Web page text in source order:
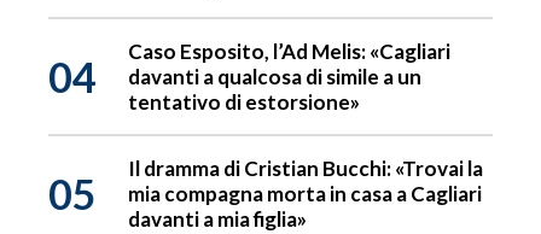
04
Caso Esposito, l’Ad Melis: «Cagliari
davanti a qualcosa di simile a un
tentativo di estorsione»
05
Il dramma di Cristian Bucchi: «Trovai la
mia compagna morta in casa a Cagliari
davanti a mia figlia»